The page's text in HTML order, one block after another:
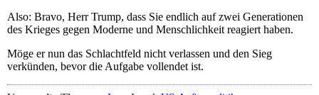
Also: Bravo, Herr Trump, dass Sie endlich auf zwei Generationen
des Krieges gegen Moderne und Menschlichkeit reagiert haben.
Möge er nun das Schlachtfeld nicht verlassen und den Sieg
verkünden, bevor die Aufgabe vollendet ist.